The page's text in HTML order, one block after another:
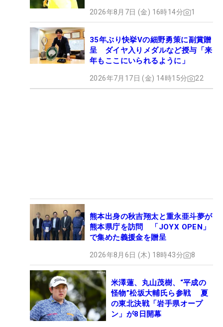
2026年8月7日 (金) 16時14分 1
35年ぶり快挙Vの細野勇策に副賞贈
呈 ダイヤ入りメダルなど授与「来
年もここにいられるように」
2026年7月17日 (金) 14時15分 22
熊本出身の秋吉翔太と重永亜斗夢が
熊本県庁を訪問 「JOYX OPEN」
で集めた義援金を贈呈
2026年8月6日 (木) 18時43分 8
米澤蓮、丸山茂樹、“平成の
怪物”松坂大輔氏ら参戦 夏
の東北決戦「岩手県オープ
ン」が8日開幕